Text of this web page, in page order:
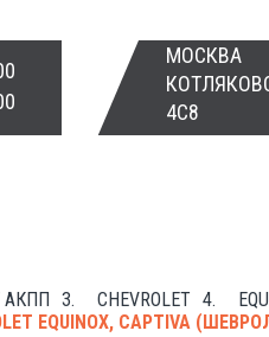
МОСКВА
4С8
АКПП CHEVROLET
EQUINOX, CAPTIVA